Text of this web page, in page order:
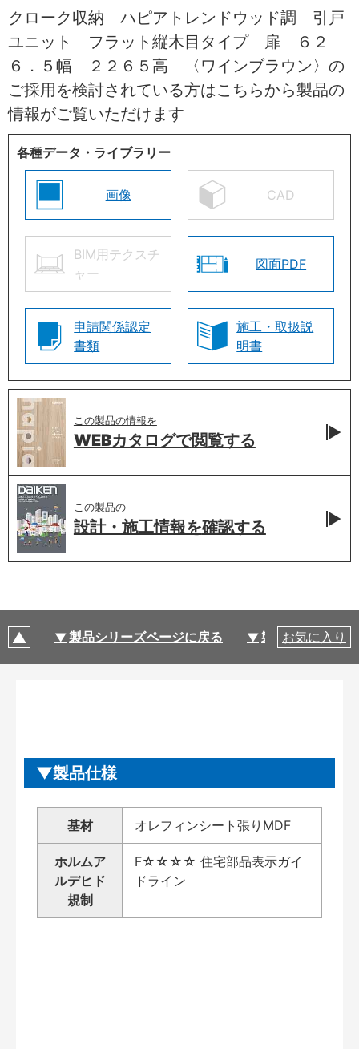
クローク収納 ハピアトレンドウッド調 引戸
ユニット フラット縦木目タイプ 扉 ６２
６．５幅 ２２６５高 〈ワインブラウン〉の
ご採用を検討されている方はこちらから製品の
情報がご覧いただけます
各種データ・ライブラリー
画像 CAD
BIM用テクスチ
ャー
図面PDF
申請関係認定
書類
施工・取扱説
明書
この製品の情報を
WEBカタログで閲覧する
この製品の
設計・施工情報を確認する
製品シリーズページに戻る 製品仕様
お気に入り
製品仕様
基材 オレフィンシート張りMDF
ホルムア
ルデヒド
規制
F☆☆☆☆ 住宅部品表示ガイ
ドライン